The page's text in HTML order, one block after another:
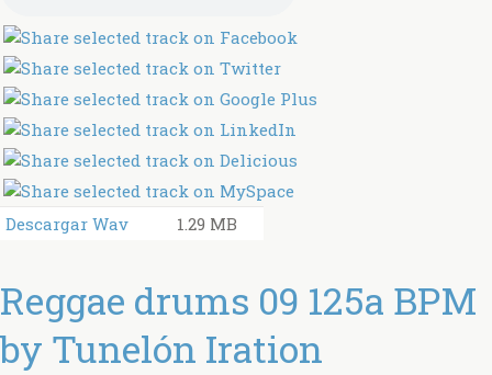
Descargar Wav 1.29 MB
Reggae drums 09 125a BPM
by Tunelón Iration